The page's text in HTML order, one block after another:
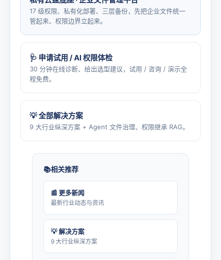
17 级权限、私有化部署、三层备份，先把企业文件统一
管起来、权限边界立起来。
🩺 申请试用 / AI 权限体检
30 分钟在线诊断、给出选型建议，试用 / 咨询 / 演示全
程免费。
💡 全部解决方案
9 大行业纵深方案 + Agent 文件治理、权限继承 RAG。
相关推荐
📰 更多新闻
最新行业动态与资讯
💡 解决方案
9 大行业纵深方案